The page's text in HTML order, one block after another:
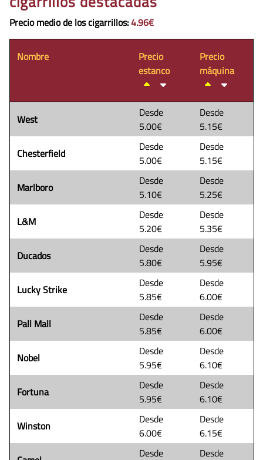
Precio medio de los cigarrillos:4.96€
Nombre
Precio
estanco
Precio
máquina
West
Desde
5.00€
Desde
5.15€
Chesterfield
Desde
5.00€
Desde
5.15€
Marlboro
Desde
5.10€
Desde
5.25€
L&M
Desde
5.20€
Desde
5.35€
Ducados
Desde
5.80€
Desde
5.95€
Lucky Strike
Desde
5.85€
Desde
6.00€
Pall Mall
Desde
5.85€
Desde
6.00€
Nobel
Desde
5.95€
Desde
6.10€
Fortuna
Desde
5.95€
Desde
6.10€
Winston
Desde
6.00€
Desde
6.15€
Desde
Desde